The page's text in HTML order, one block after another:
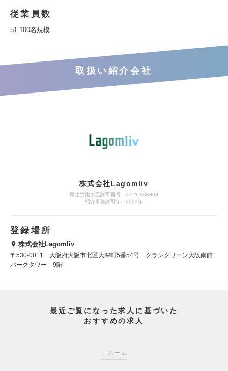
従業員数
51-100名規模
取扱い紹介会社
株式会社Lagomliv
厚生労働大臣許可番号：27-ユ-303803
紹介事業許可年：2022年
登録場所
株式会社Lagomliv
〒530-0011 大阪府大阪市北区大深町5番54号 グラングリーン大阪南館
パークタワー 9階
最近ご覧になった求人に基づいた
おすすめの求人
ホーム